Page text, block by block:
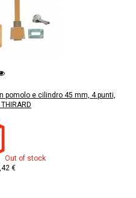
pomolo e cilindro 45 mm, 4 punti,
Out of stock
€